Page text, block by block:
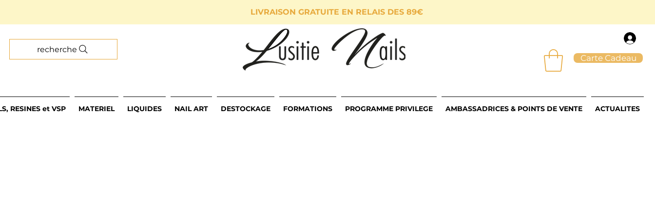
LIVRAISON GRATUITE EN RELAIS DES 89€
recherche
Carte Cadeau
RESINES et VSP MATERIEL LIQUIDES NAIL ART DESTOCKAGE FORMATIONS PROGRAMME PRIVILEGE AMBASSADRICES & POINTS DE VENTE ACTUALITES